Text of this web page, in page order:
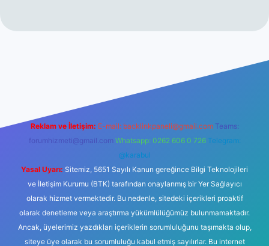
Reklam ve İletişim: E-mail: backlinkpaneli@gmail.com Teams:
forumhizmeti@gmail.com Whatsapp: 0262 606 0 726 Telegram:
@karabul
Yasal Uyarı: Sitemiz, 5651 Sayılı Kanun gereğince Bilgi Teknolojileri
ve İletişim Kurumu (BTK) tarafından onaylanmış bir Yer Sağlayıcı
olarak hizmet vermektedir. Bu nedenle, sitedeki içerikleri proaktif
olarak denetleme veya araştırma yükümlülüğümüz bulunmamaktadır.
Ancak, üyelerimiz yazdıkları içeriklerin sorumluluğunu taşımakta olup,
siteye üye olarak bu sorumluluğu kabul etmiş sayılırlar. Bu internet